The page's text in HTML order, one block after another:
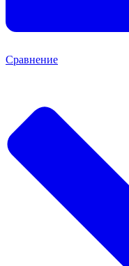
Сравнение